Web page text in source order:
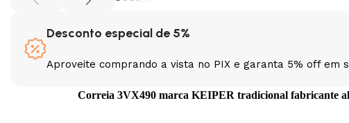
Desconto especial de 5%
Aproveite comprando a vista no PIX e garanta 5% off em
Correia 3VX490 marca KEIPER tradicional fabricante